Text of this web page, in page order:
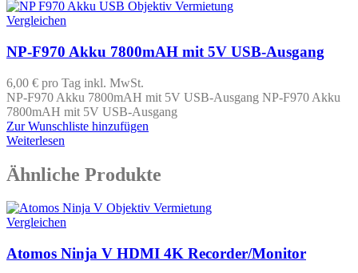
Vergleichen
NP-F970 Akku 7800mAH mit 5V USB-Ausgang
6,00 € pro Tag inkl. MwSt.
NP-F970 Akku 7800mAH mit 5V USB-Ausgang NP-F970 Akku
7800mAH mit 5V USB-Ausgang
Zur Wunschliste hinzufügen
Weiterlesen
Ähnliche Produkte
Vergleichen
Atomos Ninja V HDMI 4K Recorder/Monitor